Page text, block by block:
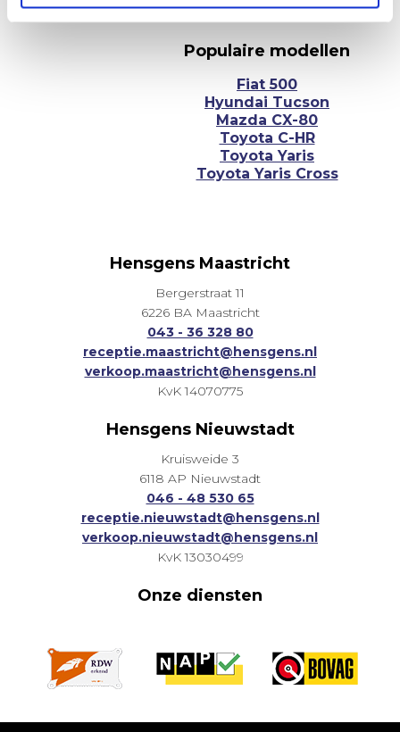
Populaire modellen
Fiat 500
Hyundai Tucson
Mazda CX-80
Toyota C-HR
Toyota Yaris
Toyota Yaris Cross
Hensgens Maastricht
Bergerstraat 11
6226 BA Maastricht
043 - 36 328 80
receptie.maastricht@hensgens.nl
verkoop.maastricht@hensgens.nl
KvK 14070775
Hensgens Nieuwstadt
Kruisweide 3
6118 AP Nieuwstadt
046 - 48 530 65
receptie.nieuwstadt@hensgens.nl
verkoop.nieuwstadt@hensgens.nl
KvK 13030499
Onze diensten